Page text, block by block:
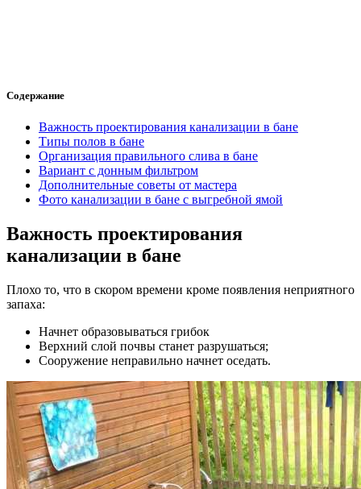
Содержание
Важность проектирования канализации в бане
Типы полов в бане
Организация правильного слива в бане
Вариант с донным фильтром
Дополнительные советы от мастера
Фото канализации в бане с выгребной ямой
Важность проектирования
канализации в бане
Плохо то, что в скором времени кроме появления неприятного
запаха:
Начнет образовываться грибок
Верхний слой почвы станет разрушаться;
Сооружение неправильно начнет оседать.